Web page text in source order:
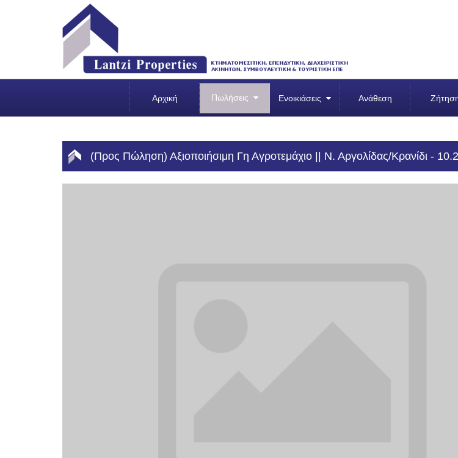
Αρχική Πωλήσεις Ενοικιάσεις Ανάθεση
(Προς Πώληση) Αξιοποιήσιμη Γη Αγροτεμάχιο || Ν. Αργολίδας/Κρανίδι -